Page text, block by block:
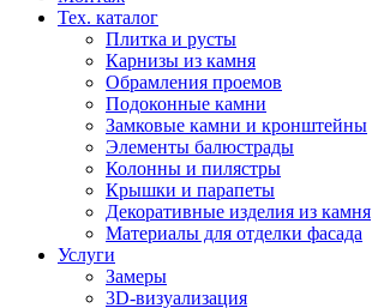
Тех. каталог
Плитка и русты
Карнизы из камня
Обрамления проемов
Подоконные камни
Замковые камни и кронштейны
Элементы балюстрады
Колонны и пилястры
Крышки и парапеты
Декоративные изделия из камня
Материалы для отделки фасада
Услуги
Замеры
3D-визуализация